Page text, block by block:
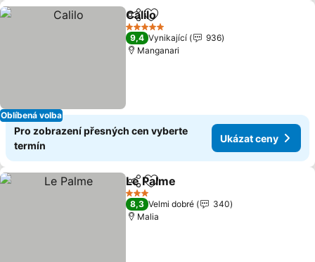
Oblíbená volba
SdíletPřidat na seznam oblíbených
Calilo
5 Počet hvězdiček
9,4 Vynikající
936
Manganari
Pro zobrazení přesných cen vyberte
termín
Ukázat ceny
SdíletPřidat na seznam oblíbených
Le Palme
3 Počet hvězdiček
8,3 Velmi dobré
340
Malia